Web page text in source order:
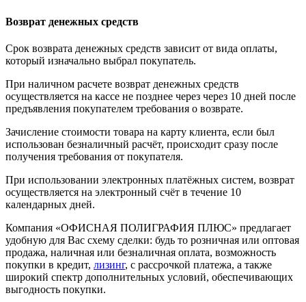
Возврат денежных средств
Срок возврата денежных средств зависит от вида оплаты,
который изначально выбрал покупатель.
При наличном расчете возврат денежных средств
осуществляется на кассе не позднее через через 10 дней после
предъявления покупателем требования о возврате.
Зачисление стоимости товара на карту клиента, если был
использован безналичный расчёт, происходит сразу после
получения требования от покупателя.
При использовании электронных платёжных систем, возврат
осуществляется на электронный счёт в течение 10
календарных дней.
Компания «ОФИСНАЯ ПОЛИГРАФИЯ ПЛЮС» предлагает
удобную для Вас схему сделки: будь то розничная или оптовая
продажа, наличная или безналичная оплата, возможность
покупки в кредит, лизинг, с рассрочкой платежа, а также
широкий спектр дополнительных условий, обеспечивающих
выгодность покупки.